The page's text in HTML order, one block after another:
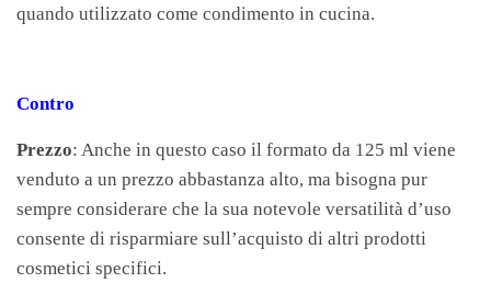
quando utilizzato come condimento in cucina.
Contro
Prezzo: Anche in questo caso il formato da 125 ml viene
venduto a un prezzo abbastanza alto, ma bisogna pur
sempre considerare che la sua notevole versatilità d’uso
consente di risparmiare sull’acquisto di altri prodotti
cosmetici specifici.